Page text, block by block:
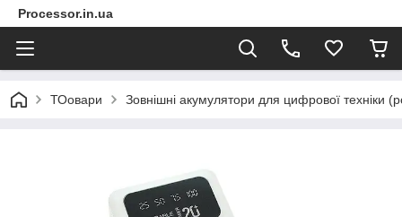
Processor.in.ua
ТОовари Зовнішні акумулятори для цифрової техніки